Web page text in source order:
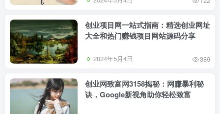
创业项目网一站式指南：精选创业网址
大全和热门赚钱项目网站源码分享
2024年5月4日 389
创业网致富网3158揭秘：网赚暴利秘
诀，Google新视角助你轻松致富